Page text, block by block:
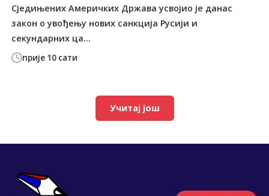
прије 10 сати
Сједињених Америчких Држава усвојио је данас
закон о увођењу нових санкција Русији и
секундарних ца...
Учитај још